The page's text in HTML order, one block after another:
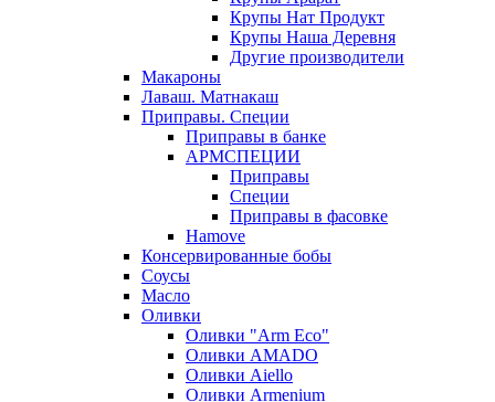
Крупы Нат Продукт
Крупы Наша Деревня
Другие производители
Макароны
Лаваш. Матнакаш
Приправы. Специи
Приправы в банке
АРМСПЕЦИИ
Приправы
Специи
Приправы в фасовке
Hamove
Консервированные бобы
Соусы
Масло
Оливки
Оливки "Arm Eco"
Оливки AMADO
Оливки Aiello
Оливки Armenium